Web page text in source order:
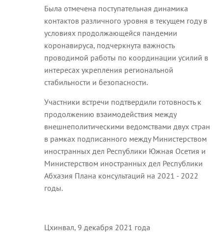
Была отмечена поступательная динамика
контактов различного уровня в текущем году в
условиях продолжающейся пандемии
коронавируса, подчеркнута важность
проводимой работы по координации усилий в
интересах укрепления региональной
стабильности и безопасности.
Участники встречи подтвердили готовность к
продолжению взаимодействия между
внешнеполитическими ведомствами двух стран
в рамках подписанного между Министерством
иностранных дел Республики Южная Осетия и
Министерством иностранных дел Республики
Абхазия Плана консультаций на 2021 - 2022
годы.
Цхинвал, 9 декабря 2021 года